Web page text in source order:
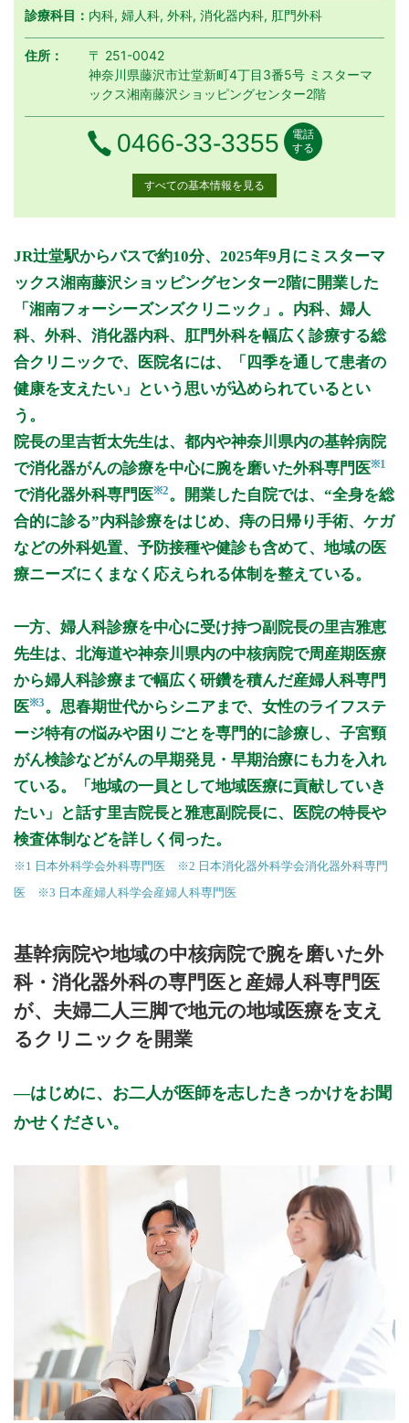
診療科目： 内科, 婦人科, 外科, 消化器内科, 肛門外科
住所：
〒 251-0042
神奈川県藤沢市辻堂新町4丁目3番5️号 ミスターマ
ックス湘南藤沢ショッピングセンター2階
電話番号
0466-33-3355
電話
する
すべての基本情報を見る
診療時間 月 月曜日
火 水曜日
木木曜日
金金曜日
土 土曜日
日日曜日
9:30～12:30
● ● ● ●
●
15:00～18:00
● ● ●
休診日: 水、日、祝
備考: 婦人科
平日 9:30-12:30 14:00-16:00
土曜日 9:30-13:00
休診日同じ
※診療時間や臨時休診・診療内容等について、事前に必ず医療
機関ホームページ、またはお電話にてご確認ください。
>>病院なびで医療機関の詳細を見る
公式HPはこちら
JR辻堂駅からバスで約10分、2025年9月にミスターマ
ックス湘南藤沢ショッピングセンター2階に開業した
「湘南フォーシーズンズクリニック」。内科、婦人
科、外科、消化器内科、肛門外科を幅広く診療する総
合クリニックで、医院名には、「四季を通して患者の
健康を支えたい」という思いが込められているとい
う。
院長の里吉哲太先生は、都内や神奈川県内の基幹病院
で消化器がんの診療を中心に腕を磨いた外科専門医※1
で消化器外科専門医※2。開業した自院では、“全身を総
合的に診る”内科診療をはじめ、痔の日帰り手術、ケガ
などの外科処置、予防接種や健診も含めて、地域の医
療ニーズにくまなく応えられる体制を整えている。
一方、婦人科診療を中心に受け持つ副院長の里吉雅恵
先生は、北海道や神奈川県内の中核病院で周産期医療
から婦人科診療まで幅広く研鑽を積んだ産婦人科専門
医※3。思春期世代からシニアまで、女性のライフステ
ージ特有の悩みや困りごとを専門的に診療し、子宮頸
がん検診などがんの早期発見・早期治療にも力を入れ
ている。「地域の一員として地域医療に貢献していき
たい」と話す里吉院長と雅恵副院長に、医院の特長や
検査体制などを詳しく伺った。
※1 日本外科学会外科専門医 ※2 日本消化器外科学会消化器外科専門
医 ※3 日本産婦人科学会産婦人科専門医
基幹病院や地域の中核病院で腕を磨いた外
科・消化器外科の専門医と産婦人科専門医
が、夫婦二人三脚で地元の地域医療を支え
るクリニックを開業
はじめに、お二人が医師を志したきっかけをお聞
かせください。